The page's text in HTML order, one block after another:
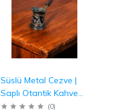
Süslü Metal Cezve |
Saplı Otantik Kahve
Keyfi Antika (0)